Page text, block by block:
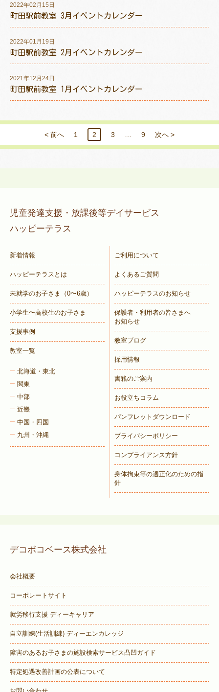
2022年02月15日
町田駅前教室 3月イベントカレンダー
2022年01月19日
町田駅前教室 2月イベントカレンダー
2021年12月24日
町田駅前教室 1月イベントカレンダー
< 前へ 1 2 3 9 次へ >
児童発達支援・放課後等デイサービス
ハッピーテラス
新着情報
ハッピーテラスとは
未就学のお子さま （0〜6歳）
小学生〜高校生のお子さま
支援事例
教室一覧
北海道・東北
関東
中部
近畿
中国・四国
九州・沖縄
ご利用について
よくあるご質問
ハッピーテラスのお知らせ
保護者・利用者の皆さまへ
お知らせ
教室ブログ
採用情報
書籍のご案内
お役立ちコラム
パンフレットダウンロード
プライバシーポリシー
コンプライアンス方針
身体拘束等の適正化のための指
針
デコボコベース株式会社
会社概要
コーポレートサイト
就労移行支援 ディーキャリア
自立訓練(生活訓練) ディーエンカレッジ
障害のあるお子さまの施設検索サービス凸凹ガイド
特定処遇改善計画の公表について